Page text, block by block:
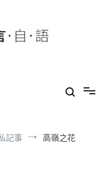
記事 高嶺之花